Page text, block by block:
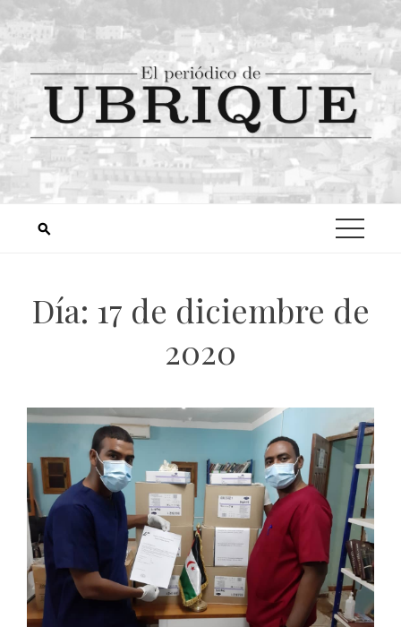
Día: 17 de diciembre de
2020